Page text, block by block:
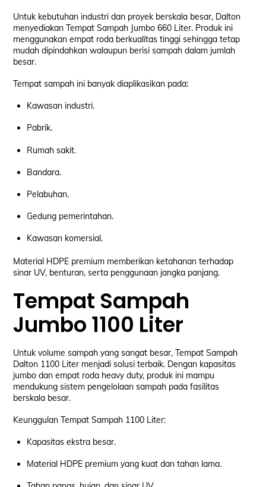
Untuk kebutuhan industri dan proyek berskala besar, Dalton
menyediakan Tempat Sampah Jumbo 660 Liter. Produk ini
menggunakan empat roda berkualitas tinggi sehingga tetap
mudah dipindahkan walaupun berisi sampah dalam jumlah
besar.
Tempat sampah ini banyak diaplikasikan pada:
Kawasan industri.
Pabrik.
Rumah sakit.
Bandara.
Pelabuhan.
Gedung pemerintahan.
Kawasan komersial.
Material HDPE premium memberikan ketahanan terhadap
sinar UV, benturan, serta penggunaan jangka panjang.
Tempat Sampah
Jumbo 1100 Liter
Untuk volume sampah yang sangat besar, Tempat Sampah
Dalton 1100 Liter menjadi solusi terbaik. Dengan kapasitas
jumbo dan empat roda heavy duty, produk ini mampu
mendukung sistem pengelolaan sampah pada fasilitas
berskala besar.
Keunggulan Tempat Sampah 1100 Liter:
Kapasitas ekstra besar.
Material HDPE premium yang kuat dan tahan lama.